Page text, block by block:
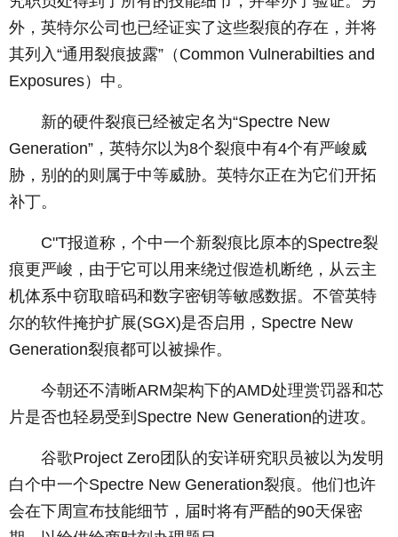
外，英特尔公司也已经证实了这些裂痕的存在，并将
其列入“通用裂痕披露”（Common Vulnerabilties and
Exposures）中。
­ 新的硬件裂痕已经被定名为“Spectre New
Generation”，英特尔以为8个裂痕中有4个有严峻威
胁，别的的则属于中等威胁。英特尔正在为它们开拓
补丁。
­ C"T报道称，个中一个新裂痕比原本的Spectre裂
痕更严峻，由于它可以用来绕过假造机断绝，从云主
机体系中窃取暗码和数字密钥等敏感数据。不管英特
尔的软件掩护扩展(SGX)是否启用，Spectre New
Generation裂痕都可以被操作。
­ 今朝还不清晰ARM架构下的AMD处理赏罚器和芯
片是否也轻易受到Spectre New Generation的进攻。
­ 谷歌Project Zero团队的安详研究职员被以为发明
白个中一个Spectre New Generation裂痕。他们也许
会在下周宣布技能细节，届时将有严酷的90天保密